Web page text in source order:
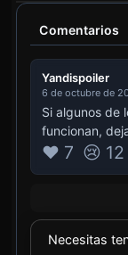
Comentarios
Yandispoiler
6 de octubre de
Si algunos de
funcionan,
❤️ 7 😢 12
Necesitas